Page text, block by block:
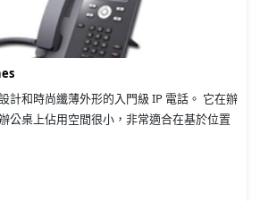
計和時尚纖薄外形的入門級 IP 電話。 它在辦
公桌上佔用空間很小，非常適合在基於位置